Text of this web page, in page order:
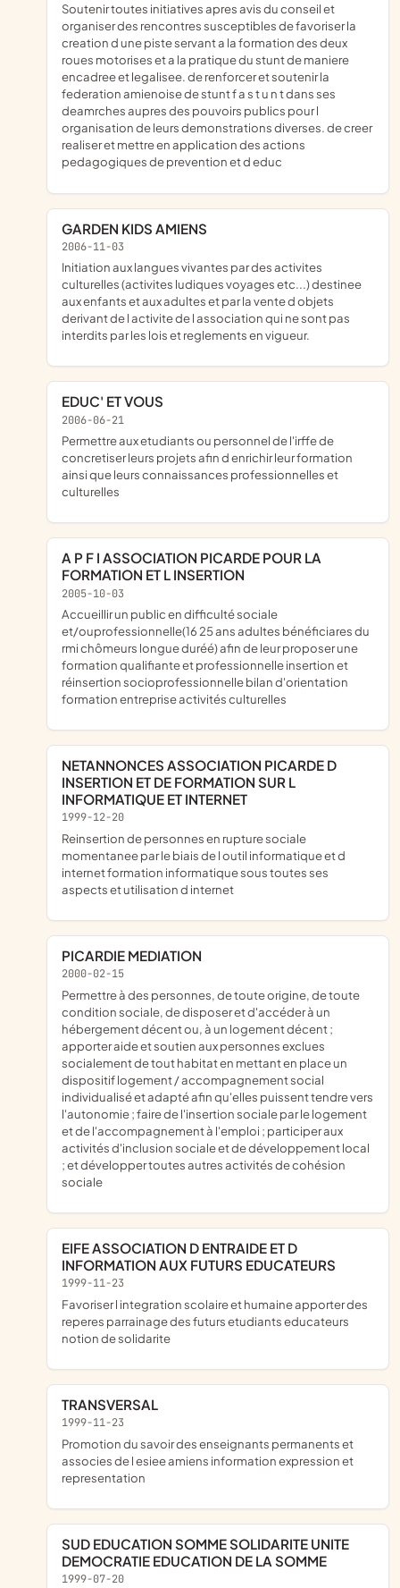
soutenir toutes initiatives apres avis du conseil et
organiser des rencontres susceptibles de favoriser la
creation d une piste servant a la formation des deux
roues motorises et a la pratique du stunt de maniere
encadree et legalisee. de renforcer et soutenir la
federation amienoise de stunt f a s t u n t dans ses
deamrches aupres des pouvoirs publics pour l
organisation de leurs demonstrations diverses. de creer
realiser et mettre en application des actions
pedagogiques de prevention et d educ
GARDEN KIDS AMIENS
2006-11-03
initiation aux langues vivantes par des activites
culturelles (activites ludiques voyages etc...) destinee
aux enfants et aux adultes et par la vente d objets
derivant de l activite de l association qui ne sont pas
interdits par les lois et reglements en vigueur.
EDUC' ET VOUS
2006-06-21
permettre aux etudiants ou personnel de l'irffe de
concretiser leurs projets afin d enrichir leur formation
ainsi que leurs connaissances professionnelles et
culturelles
A P F I ASSOCIATION PICARDE POUR LA
FORMATION ET L INSERTION
2005-10-03
accueillir un public en difficulté sociale
et/ouprofessionnelle(16 25 ans adultes bénéficiares du
rmi chômeurs longue duréé) afin de leur proposer une
formation qualifiante et professionnelle insertion et
réinsertion socioprofessionnelle bilan d'orientation
formation entreprise activités culturelles
NETANNONCES ASSOCIATION PICARDE D
INSERTION ET DE FORMATION SUR L
INFORMATIQUE ET INTERNET
1999-12-20
reinsertion de personnes en rupture sociale
momentanee par le biais de l outil informatique et d
internet formation informatique sous toutes ses
aspects et utilisation d internet
PICARDIE MEDIATION
2000-02-15
permettre à des personnes, de toute origine, de toute
condition sociale, de disposer et d'accéder à un
hébergement décent ou, à un logement décent ;
apporter aide et soutien aux personnes exclues
socialement de tout habitat en mettant en place un
dispositif logement / accompagnement social
individualisé et adapté afin qu'elles puissent tendre vers
l'autonomie ; faire de l'insertion sociale par le logement
et de l'accompagnement à l'emploi ; participer aux
activités d'inclusion sociale et de développement local
; et développer toutes autres activités de cohésion
sociale
EIFE ASSOCIATION D ENTRAIDE ET D
INFORMATION AUX FUTURS EDUCATEURS
1999-11-23
favoriser l integration scolaire et humaine apporter des
reperes parrainage des futurs etudiants educateurs
notion de solidarite
TRANSVERSAL
1999-11-23
promotion du savoir des enseignants permanents et
associes de l esiee amiens information expression et
representation
SUD EDUCATION SOMME SOLIDARITE UNITE
DEMOCRATIE EDUCATION DE LA SOMME
1999-07-20